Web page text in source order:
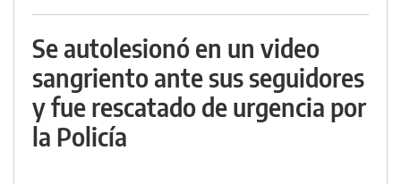
Se autolesionó en un video
sangriento ante sus seguidores
y fue rescatado de urgencia por
la Policía